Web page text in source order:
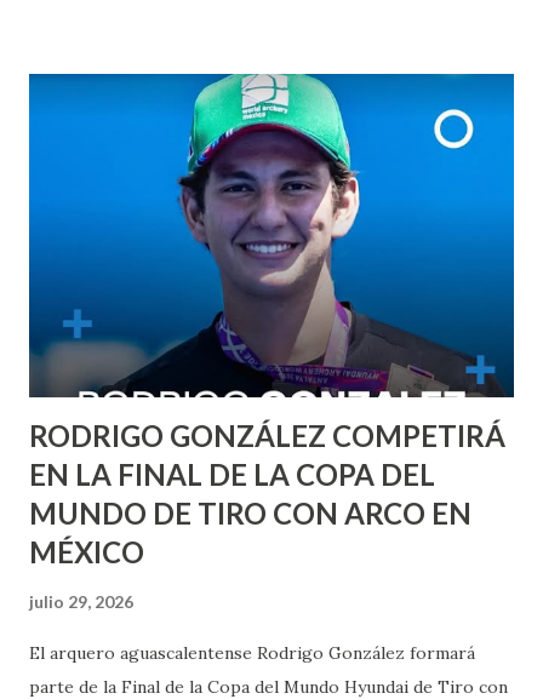
RODRIGO GONZÁLEZ COMPETIRÁ
EN LA FINAL DE LA COPA DEL
MUNDO DE TIRO CON ARCO EN
MÉXICO
julio 29, 2026
El arquero aguascalentense Rodrigo González formará
parte de la Final de la Copa del Mundo Hyundai de Tiro con